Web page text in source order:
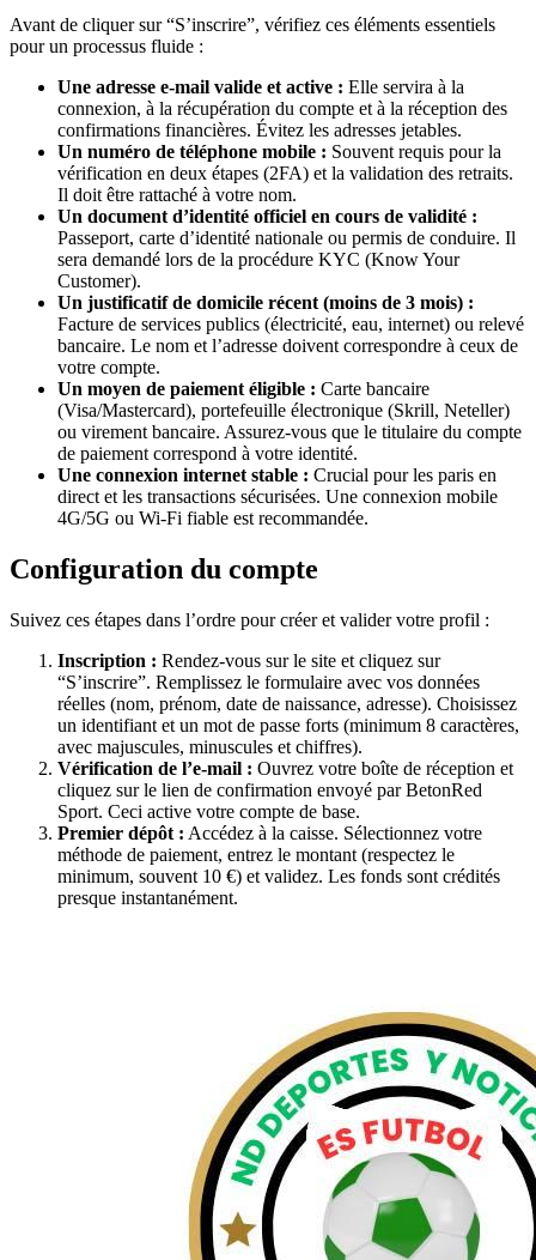
Avant de cliquer sur “S’inscrire”, vérifiez ces éléments essentiels
pour un processus fluide :
Une adresse e-mail valide et active : Elle servira à la
connexion, à la récupération du compte et à la réception des
confirmations financières. Évitez les adresses jetables.
Un numéro de téléphone mobile : Souvent requis pour la
vérification en deux étapes (2FA) et la validation des retraits.
Il doit être rattaché à votre nom.
Un document d’identité officiel en cours de validité :
Passeport, carte d’identité nationale ou permis de conduire. Il
sera demandé lors de la procédure KYC (Know Your
Customer).
Un justificatif de domicile récent (moins de 3 mois) :
Facture de services publics (électricité, eau, internet) ou relevé
bancaire. Le nom et l’adresse doivent correspondre à ceux de
votre compte.
Un moyen de paiement éligible : Carte bancaire
(Visa/Mastercard), portefeuille électronique (Skrill, Neteller)
ou virement bancaire. Assurez-vous que le titulaire du compte
de paiement correspond à votre identité.
Une connexion internet stable : Crucial pour les paris en
direct et les transactions sécurisées. Une connexion mobile
4G/5G ou Wi-Fi fiable est recommandée.
Configuration du compte
Suivez ces étapes dans l’ordre pour créer et valider votre profil :
Inscription : Rendez-vous sur le site et cliquez sur
“S’inscrire”. Remplissez le formulaire avec vos données
réelles (nom, prénom, date de naissance, adresse). Choisissez
un identifiant et un mot de passe forts (minimum 8 caractères,
avec majuscules, minuscules et chiffres).
Vérification de l’e-mail : Ouvrez votre boîte de réception et
cliquez sur le lien de confirmation envoyé par BetonRed
Sport. Ceci active votre compte de base.
Premier dépôt : Accédez à la caisse. Sélectionnez votre
méthode de paiement, entrez le montant (respectez le
minimum, souvent 10 €) et validez. Les fonds sont crédités
presque instantanément.